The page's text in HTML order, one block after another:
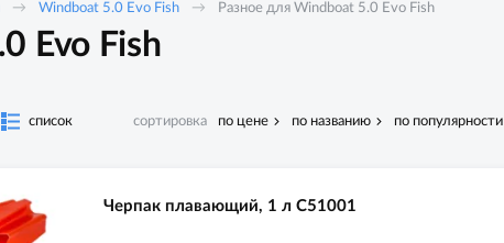
Windboat 5.0 Evo Fish Разное для Windboat 5.0 Evo Fish
Evo Fish
список сортировка по цене по названию по популярности
Черпак плавающий, 1 л C51001